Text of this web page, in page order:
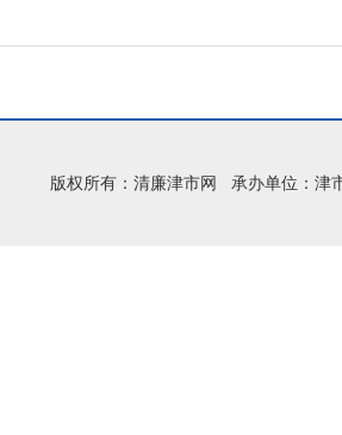
版权所有：清廉津市网 承办单位：津